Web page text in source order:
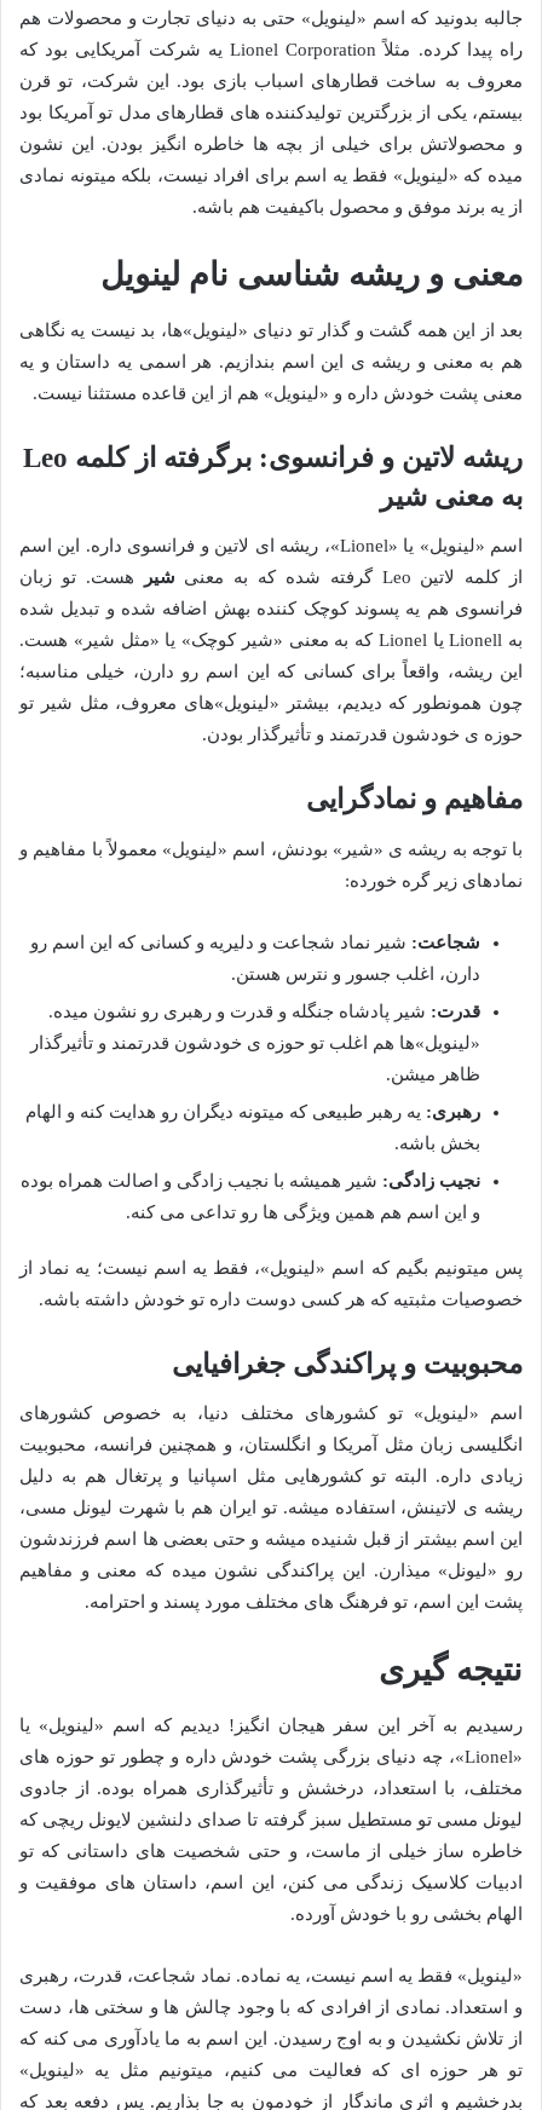
جالبه بدونید که اسم «لینویل» حتی به دنیای تجارت و محصولات هم
راه پیدا کرده. مثلاً Lionel Corporation یه شرکت آمریکایی بود که
معروف به ساخت قطارهای اسباب بازی بود. این شرکت، تو قرن
بیستم، یکی از بزرگترین تولیدکننده های قطارهای مدل تو آمریکا بود
و محصولاتش برای خیلی از بچه ها خاطره انگیز بودن. این نشون
میده که «لینویل» فقط یه اسم برای افراد نیست، بلکه میتونه نمادی
از یه برند موفق و محصول باکیفیت هم باشه.
معنی و ریشه شناسی نام لینویل
بعد از این همه گشت و گذار تو دنیای «لینویل»ها، بد نیست یه نگاهی
هم به معنی و ریشه ی این اسم بندازیم. هر اسمی یه داستان و یه
معنی پشت خودش داره و «لینویل» هم از این قاعده مستثنا نیست.
ریشه لاتین و فرانسوی: برگرفته از کلمه Leo
به معنی شیر
اسم «لینویل» یا «Lionel»، ریشه ای لاتین و فرانسوی داره. این اسم
از کلمه لاتین Leo گرفته شده که به معنی
شیر
هست. تو زبان
فرانسوی هم یه پسوند کوچک کننده بهش اضافه شده و تبدیل شده
به Lionell یا Lionel که به معنی «شیر کوچک» یا «مثل شیر» هست.
این ریشه، واقعاً برای کسانی که این اسم رو دارن، خیلی مناسبه؛
چون همونطور که دیدیم، بیشتر «لینویل»های معروف، مثل شیر تو
حوزه ی خودشون قدرتمند و تأثیرگذار بودن.
مفاهیم و نمادگرایی
با توجه به ریشه ی «شیر» بودنش، اسم «لینویل» معمولاً با مفاهیم و
نمادهای زیر گره خورده:
شجاعت: شیر نماد شجاعت و دلیریه و کسانی که این اسم رو
دارن، اغلب جسور و نترس هستن.
قدرت: شیر پادشاه جنگله و قدرت و رهبری رو نشون میده.
«لینویل»ها هم اغلب تو حوزه ی خودشون قدرتمند و تأثیرگذار
ظاهر میشن.
رهبری: یه رهبر طبیعی که میتونه دیگران رو هدایت کنه و الهام
بخش باشه.
نجیب زادگی: شیر همیشه با نجیب زادگی و اصالت همراه بوده
و این اسم هم همین ویژگی ها رو تداعی می کنه.
پس میتونیم بگیم که اسم «لینویل»، فقط یه اسم نیست؛ یه نماد از
خصوصیات مثبتیه که هر کسی دوست داره تو خودش داشته باشه.
محبوبیت و پراکندگی جغرافیایی
اسم «لینویل» تو کشورهای مختلف دنیا، به خصوص کشورهای
انگلیسی زبان مثل آمریکا و انگلستان، و همچنین فرانسه، محبوبیت
زیادی داره. البته تو کشورهایی مثل اسپانیا و پرتغال هم به دلیل
ریشه ی لاتینش، استفاده میشه. تو ایران هم با شهرت لیونل مسی،
این اسم بیشتر از قبل شنیده میشه و حتی بعضی ها اسم فرزندشون
رو «لیونل» میذارن. این پراکندگی نشون میده که معنی و مفاهیم
پشت این اسم، تو فرهنگ های مختلف مورد پسند و احترامه.
نتیجه گیری
رسیدیم به آخر این سفر هیجان انگیز! دیدیم که اسم «لینویل» یا
«Lionel»، چه دنیای بزرگی پشت خودش داره و چطور تو حوزه های
مختلف، با استعداد، درخشش و تأثیرگذاری همراه بوده. از جادوی
لیونل مسی تو مستطیل سبز گرفته تا صدای دلنشین لایونل ریچی که
خاطره ساز خیلی از ماست، و حتی شخصیت های داستانی که تو
ادبیات کلاسیک زندگی می کنن، این اسم، داستان های موفقیت و
الهام بخشی رو با خودش آورده.
«لینویل» فقط یه اسم نیست، یه نماده. نماد شجاعت، قدرت، رهبری
و استعداد. نمادی از افرادی که با وجود چالش ها و سختی ها، دست
از تلاش نکشیدن و به اوج رسیدن. این اسم به ما یادآوری می کنه که
تو هر حوزه ای که فعالیت می کنیم، میتونیم مثل یه «لینویل»
بدرخشیم و اثری ماندگار از خودمون به جا بذاریم. پس دفعه بعد که